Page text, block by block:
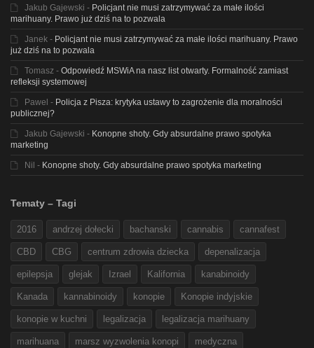
Jakub Gajewski - Policjant nie musi zatrzymywać za małe ilości
marihuany. Prawo już dziś na to pozwala
Janek - Policjant nie musi zatrzymywać za małe ilości marihuany. Prawo
już dziś na to pozwala
Tomasz - Odpowiedź MSWiA na nasz list otwarty. Formalność zamiast
refleksji systemowej
Pawel - Policja z Pisza: krytyka ustawy to zagrożenie dla moralności
publicznej?
Jakub Gajewski - Konopne shoty. Gdy absurdalne prawo spotyka
marketing
Nil - Konopne shoty. Gdy absurdalne prawo spotyka marketing
Tematy – Tagi
2016 andrzej dołecki bachanski cannabis cannafest
CBD CBG centrum zdrowia dziecka depenalizacja
epilepsja glejak Izrael Kalifornia kanabinoidy
Kanada kannabinoidy konopie Konopie indyjskie
konopie w kuchni legalizacja legalizacja marihuany
marihuana marsz wyzwolenia konopi medyczna